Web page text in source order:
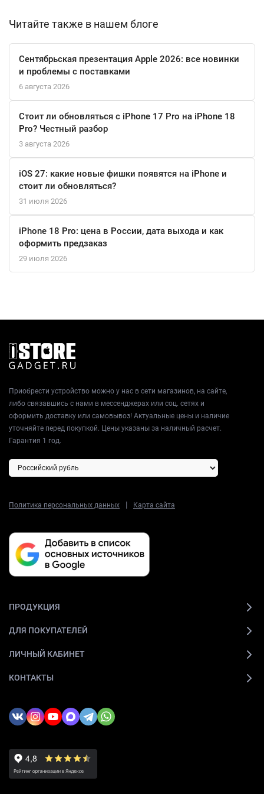
заряда телефона. Все эти функции и стильный дизайн делают
Читайте также в нашем блоге
Сентябрьская презентация Apple 2026: все новинки
и проблемы с поставками
6 августа 2026
Стоит ли обновляться с iPhone 17 Pro на iPhone 18
Pro? Честный разбор
3 августа 2026
iOS 27: какие новые фишки появятся на iPhone и
стоит ли обновляться?
31 июля 2026
iPhone 18 Pro: цена в России, дата выхода и как
оформить предзаказ
29 июля 2026
Приобрести устройство можно у нас в сети магазинов, на сайте,
либо связавшись с нами в мессенджерах или соц. сетях и
оформить доставку или самовывоз! Актуальные цены и наличие
уточняйте перед покупкой. Цены указаны за наличный расчет.
Гарантия 1 год.
Политика персональных данных | Карта сайта
ПРОДУКЦИЯ
ДЛЯ ПОКУПАТЕЛЕЙ
ЛИЧНЫЙ КАБИНЕТ
КОНТАКТЫ